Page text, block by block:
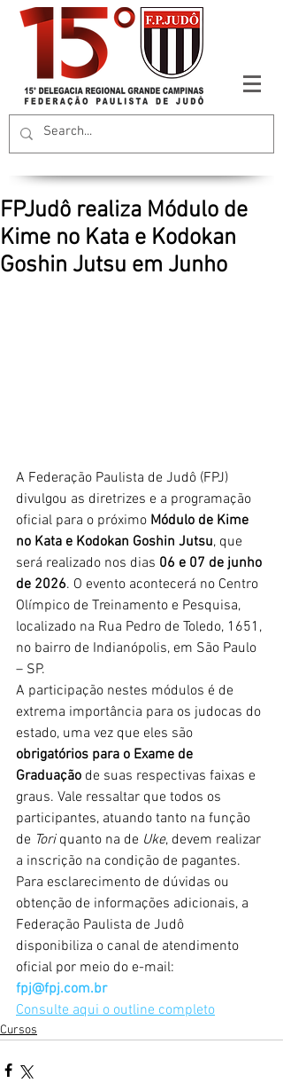
FPJudô realiza Módulo de
Kime no Kata e Kodokan
Goshin Jutsu em Junho
A Federação Paulista de Judô (FPJ)
divulgou as diretrizes e a programação
oficial para o próximo Módulo de Kime
no Kata e Kodokan Goshin Jutsu, que
será realizado nos dias 06 e 07 de junho
de 2026. O evento acontecerá no Centro
Olímpico de Treinamento e Pesquisa,
localizado na Rua Pedro de Toledo, 1651,
no bairro de Indianópolis, em São Paulo
– SP.
A participação nestes módulos é de
extrema importância para os judocas do
estado, uma vez que eles são
obrigatórios para o Exame de
Graduação de suas respectivas faixas e
graus. Vale ressaltar que todos os
participantes, atuando tanto na função
de Tori quanto na de Uke, devem realizar
a inscrição na condição de pagantes.
Para esclarecimento de dúvidas ou
obtenção de informações adicionais, a
Federação Paulista de Judô
disponibiliza o canal de atendimento
oficial por meio do e-mail:
fpj@fpj.com.br
Consulte aqui o outline completo
Cursos